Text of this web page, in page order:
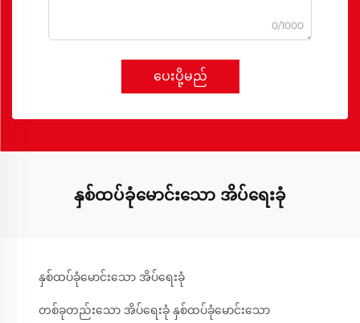
0/1000
ပေးပို့မည်
နှစ်ထပ်ခုံမောင်းသော အိပ်ရေးခုံ
နှစ်ထပ်ခုံမောင်းသော အိပ်ရေးခုံ
တစ်ခုတည်းသော အိပ်ရေးခုံ နှစ်ထပ်ခုံမောင်းသော